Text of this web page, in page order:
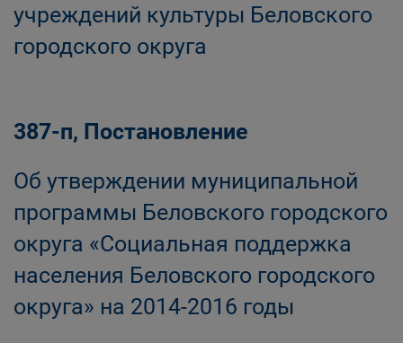
учреждений культуры Беловского
городского округа
387-п, Постановление
Об утверждении муниципальной
программы Беловского городского
округа «Социальная поддержка
населения Беловского городского
округа» на 2014-2016 годы